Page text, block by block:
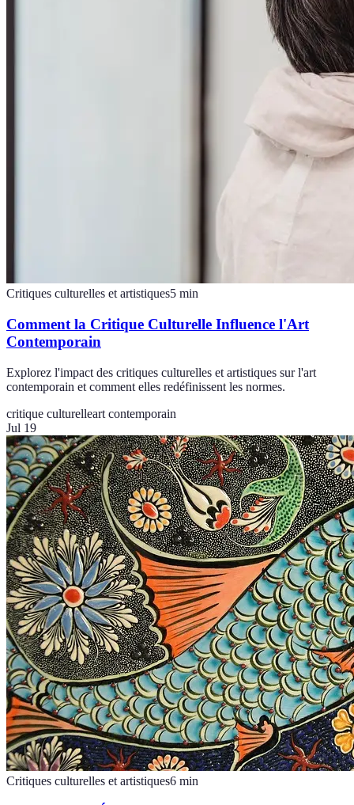
Critiques culturelles et artistiques5 min
Comment la Critique Culturelle Influence l'Art
Contemporain
Explorez l'impact des critiques culturelles et artistiques sur l'art
contemporain et comment elles redéfinissent les normes.
critique culturelleart contemporain
Jul 19
Critiques culturelles et artistiques6 min